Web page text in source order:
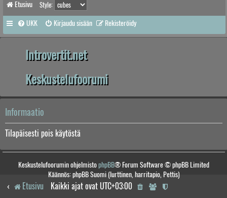
Etusivu Style:
UKK Kirjaudu sisään Rekisteröidy
Introvertit.net
Keskustelufoorumi
Informaatio
Tilapäisesti pois käytöstä
Keskustelufoorumin ohjelmistophpBB® Forum Software © phpBB Limited
Käännös: phpBB Suomi (lurttinen, harritapio, Pettis)
Etusivu Kaikki ajat ovat UTC+03:00